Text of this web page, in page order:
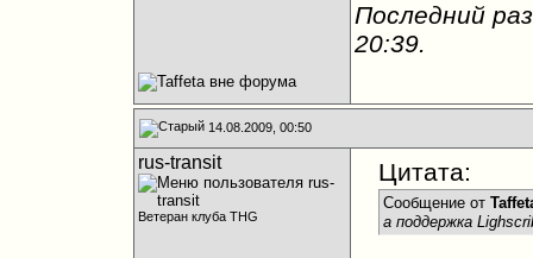
Последний
20:39.
14.08.2009, 00:50
rus-transit
Ветеран клуба THG
Цитата:
Сообщение от
а поддержка